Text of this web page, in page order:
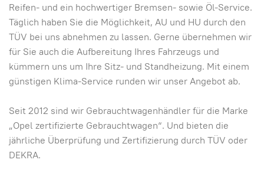
Reifen- und ein hochwertiger Bremsen- sowie Öl-Service.
Täglich haben Sie die Möglichkeit, AU und HU durch den
TÜV bei uns abnehmen zu lassen. Gerne übernehmen wir
für Sie auch die Aufbereitung Ihres Fahrzeugs und
kümmern uns um Ihre Sitz- und Standheizung. Mit einem
günstigen Klima-Service runden wir unser Angebot ab.
Seit 2012 sind wir Gebrauchtwagenhändler für die Marke
„Opel zertifizierte Gebrauchtwagen“. Und bieten die
jährliche Überprüfung und Zertifizierung durch TÜV oder
DEKRA.